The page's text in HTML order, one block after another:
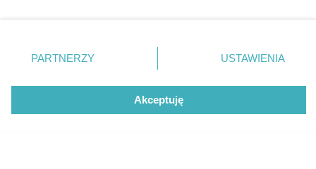
Warunki korzystania
Kontakt
INFORMATOR
prywatności znajdujący się w lewym dolnym rogu strony
. Niektóre rodzaje przetwarzania danych nie wymagają
zgody użytkownika, ale masz prawo sprzeciwić się
takiemu przetwarzaniu. Preferencje będą miały
zastosowania tylko na tej witrynie.
PARTNERZY USTAWIENIA
Akceptuję